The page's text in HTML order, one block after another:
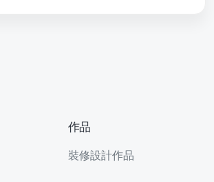
作品
裝修設計作品